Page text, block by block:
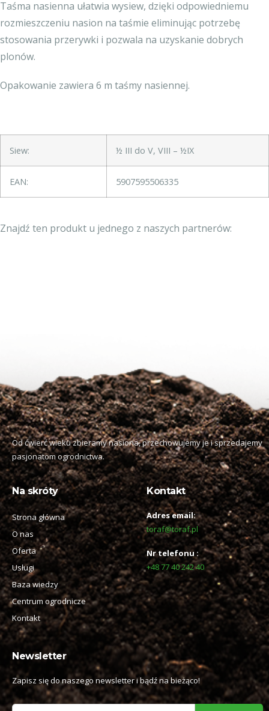
Taśma nasienna ułatwia wysiew, dzięki odpowiedniemu
rozmieszczeniu nasion na taśmie eliminując potrzebę
stosowania przerywki i pozwala na uzyskanie dobrych
plonów.
Opakowanie zawiera 6 m taśmy nasiennej.
Siew: ½ III do V, VIII – ½IX
EAN: 5907595506335
Znajdź ten produkt u jednego z naszych partnerów:
Od ćwierć wieku zbieramy nasiona, przechowujemy je i sprzedajemy
pasjonatom ogrodnictwa.
Na skróty
Strona główna
O nas
Oferta
Usługi
Baza wiedzy
Centrum ogrodnicze
Kontakt
Kontakt
Adres email:
toraf@toraf.pl
Nr telefonu :
+48 77 40 242 40
Newsletter
Zapisz się do naszego newsletter i bądź na bieżąco!